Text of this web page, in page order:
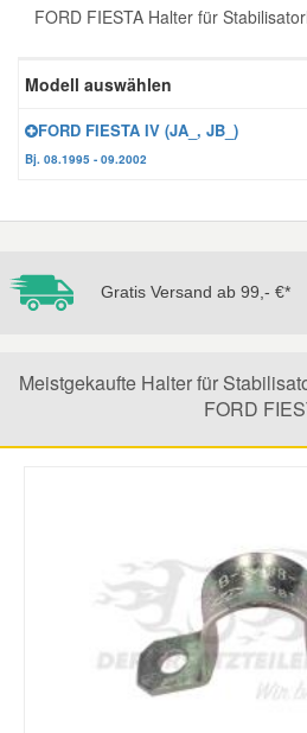
FORD FIESTA Halter für
Modell auswählen
FORD FIESTA IV (JA_, JB_)
Bj. 08.1995 - 09.2002
Gratis Versand ab 99,- €*
Meistgekaufte Halter für
FORD
Winter-Autozubehör
Hyundai Ersatzteile
Jeep Ersatzteile
Kia Ersatzteile
Mazda Ersatzteile
Mercedes Ersatzteile